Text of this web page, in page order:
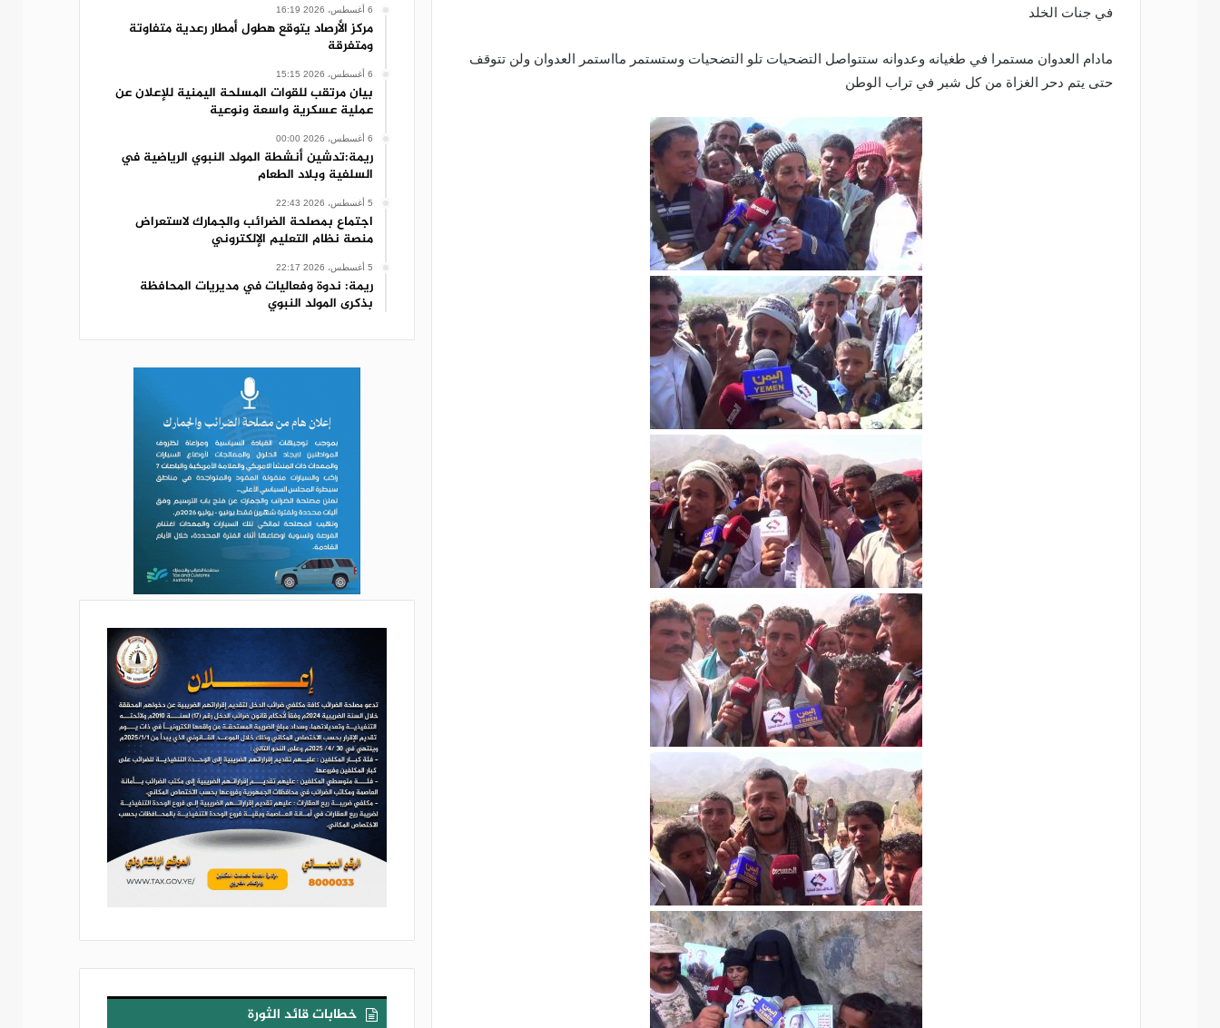
في جنات الخلد
مادام العدوان مستمرا في طغيانه وعدوانه ستتواصل التضحيات تلو التضحيات وستستمر مااستمر العدوان ولن تتوقف
حتى يتم دحر الغزاة من كل شبر في تراب الوطن
6 أغسطس، 2026 16:19
مركز الأرصاد يتوقع هطول أمطار رعدية متفاوتة
ومتفرقة
6 أغسطس، 2026 15:15
بيان مرتقب للقوات المسلحة اليمنية للإعلان عن
عملية عسكرية واسعة ونوعية
6 أغسطس، 2026 00:00
ريمة:تدشين أنشطة المولد النبوي الرياضية في
السلفية وبلاد الطعام
5 أغسطس، 2026 22:43
اجتماع بمصلحة الضرائب والجمارك لاستعراض
منصة نظام التعليم الإلكتروني
5 أغسطس، 2026 22:17
ريمة: ندوة وفعاليات في مديريات المحافظة
بذكرى المولد النبوي
خطابات قائد الثورة